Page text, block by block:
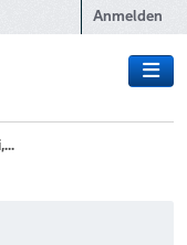
Anmelden